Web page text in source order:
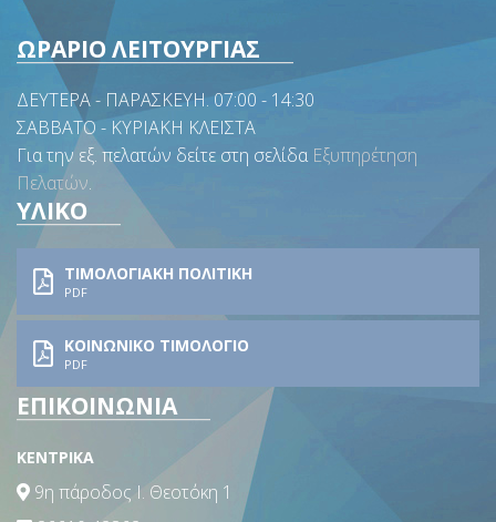
ΩΡΑΡΙΟ ΛΕΙΤΟΥΡΓΙΑΣ
ΔΕΥΤΕΡΑ - ΠΑΡΑΣΚΕΥΗ. 07:00 - 14:30
ΣΑΒΒΑΤΟ - ΚΥΡΙΑΚΗ ΚΛΕΙΣΤΑ
Για την εξ. πελατών δείτε στη σελίδα Εξυπηρέτηση
Πελατών.
ΥΛΙΚΟ
ΤΙΜΟΛΟΓΙΑΚΗ ΠΟΛΙΤΙΚΗ
PDF
ΚΟΙΝΩΝΙΚΟ ΤΙΜΟΛΟΓΙΟ
PDF
ΕΠΙΚΟΙΝΩΝΙΑ
ΚΕΝΤΡΙΚΑ
9η πάροδος Ι. Θεοτόκη 1